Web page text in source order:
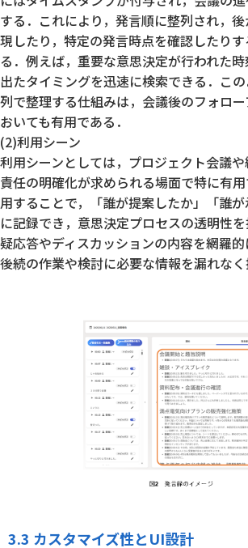
する．これにより，発言順に整列され，
現したり，特定の発言時点を確認したり
る．例えば，重要な意思決定が行われた
出たタイミングを迅速に検索できる．こ
列で整理する仕組みは，会議後のフォロ
おいても有用である．
(2)利用シーン
利用シーンとしては，プロジェクト会議
責任の明確化が求められる場面で特に有
用することで，「誰が提案したか」「誰
に記録でき，意思決定プロセスの透明性
疑応答やディスカッションの内容を網羅的
後続の作業や検討に必要な情報を漏れなく
3.3 カスタマイズ性とUI設計